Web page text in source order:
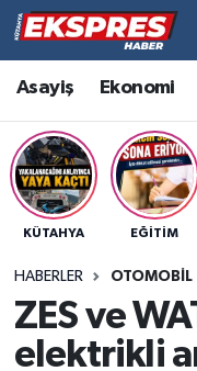
Asayiş Ekonomi
KÜTAHYA EĞITIM
HABERLER OTOMOBIL
ZES ve
elektrikli
Altıntaş
Asayiş
Aslanapa
Bölge
Çavdarhisar
Hava Durumu
Trafik Durumu
Süper Lig Puan
Son Dakika
Haber Arşivi